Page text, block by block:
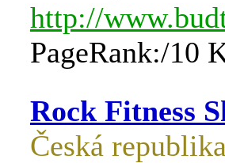
http://
PageRank:/10
Rock Fitness
Česká republika